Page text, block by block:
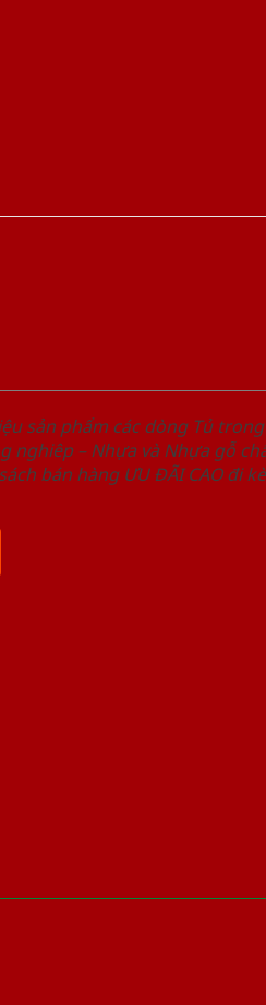
sản phẩm các dòng Tủ
nghiêp – Nhựa và Nhựa gỗ
bán hàng ƯU ĐÃI CAO đi